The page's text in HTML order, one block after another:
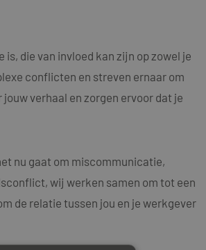
die van invloed kan zijn op zowel je
conflicten en streven ernaar om
verhaal en zorgen ervoor dat je
nu gaat om miscommunicatie,
wij werken samen om tot een
de relatie tussen jou en je werkgever